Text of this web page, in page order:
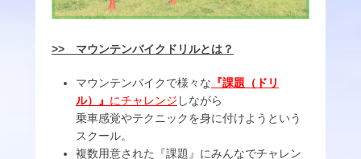
1
に
>> マウンテンバイクドリルとは？
マウンテンバイクで様々な 『課題（ドリ
ル）』 にチャレンジ しながら
乗車感覚やテクニックを身に付けようという
スクール。
複数用意された『課題』にみんなでチャレン